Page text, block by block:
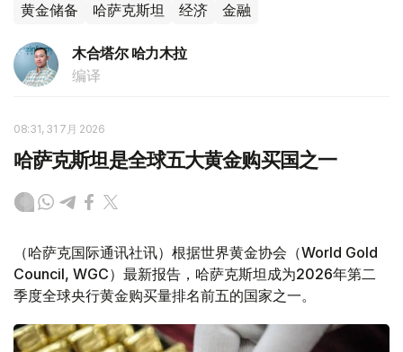
黄金储备 哈萨克斯坦 经济 金融
木合塔尔 哈力木拉
编译
08:31, 31 7月 2026
哈萨克斯坦是全球五大黄金购买国之一
（哈萨克国际通讯社讯）根据世界黄金协会（World Gold
Council, WGC）最新报告，哈萨克斯坦成为2026年第二
季度全球央行黄金购买量排名前五的国家之一。